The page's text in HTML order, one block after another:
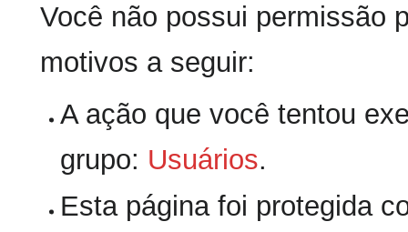
Você não possui permissão
motivos a seguir:
A ação que você tentou
grupo: Usuários.
Esta página foi protegida